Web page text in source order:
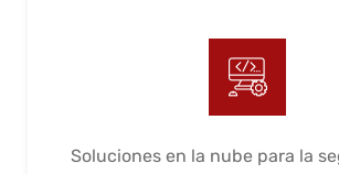
Soluciones en la nube para la